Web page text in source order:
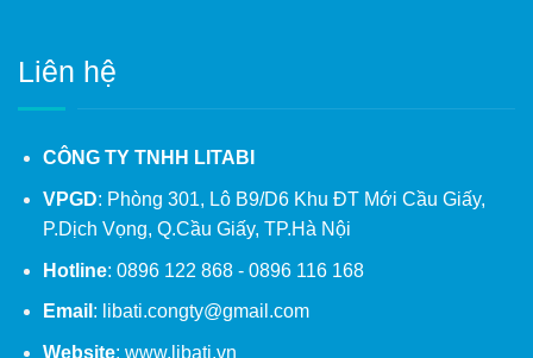
Liên hệ
CÔNG TY TNHH LITABI
VPGD: Phòng 301, Lô B9/D6 Khu ĐT Mới Cầu Giấy,
P.Dịch Vọng, Q.Cầu Giấy, TP.Hà Nội
Hotline: 0896 122 868 - 0896 116 168
Email : libati.congty@gmail.com
Website: www.libati.vn